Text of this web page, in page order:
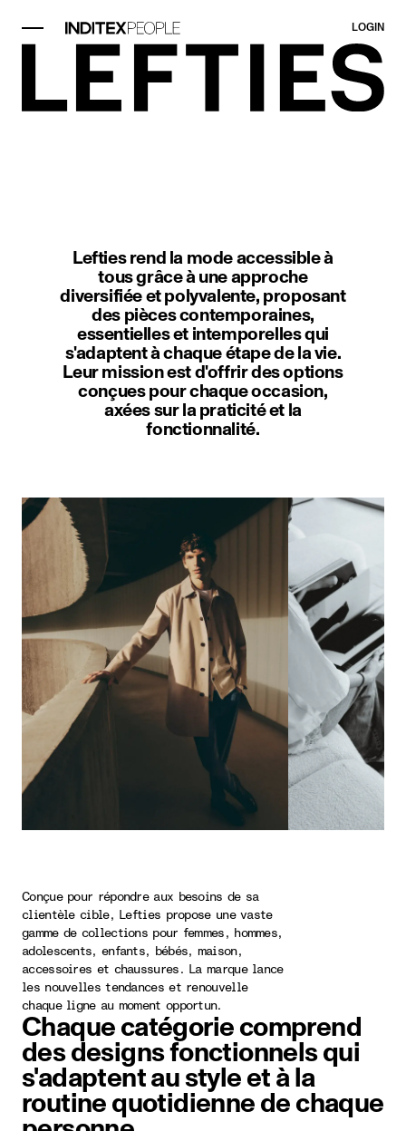
LOGIN
Lefties rend la mode accessible à
tous grâce à une approche
diversifiée et polyvalente, proposant
des pièces contemporaines,
essentielles et intemporelles qui
s'adaptent à chaque étape de la vie.
Leur mission est d'offrir des options
conçues pour chaque occasion,
axées sur la praticité et la
fonctionnalité.
Conçue pour répondre aux besoins de sa
clientèle cible, Lefties propose une vaste
gamme de collections pour femmes, hommes,
adolescents, enfants, bébés, maison,
accessoires et chaussures. La marque lance
les nouvelles tendances et renouvelle
chaque ligne au moment opportun.
Chaque catégorie comprend
des designs fonctionnels qui
s'adaptent au style et à la
routine quotidienne de chaque